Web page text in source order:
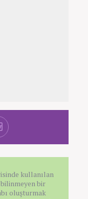
kullanılan
bir
oluşturmak